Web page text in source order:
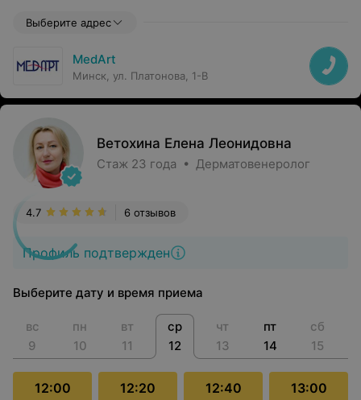
Выберите адрес
MedArt
Минск, ул. Платонова, 1-В
Ветохина Елена Леонидовна
Стаж 23 года • Дерматовенеролог
Профиль подтвержден
6 отзывов
4.7
Выберите дату и время приема
вс
9
пн
10
вт
11
ср
12
чт
13
пт
14
сб
15
12:00 12:20 12:40 13:00